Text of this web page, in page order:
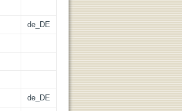
de_DE
de_DE